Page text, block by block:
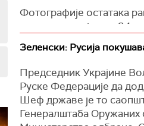
Фотографије остатака
усмртивши најмање 24
Фајненшел тајмс.
Владислав Власјук,
заФајненшел тајмсда су
Кијев и које су
Зеленски: Русија
Председник Украјине
Руске Федерације да
Шеф државе је то
Генералштаба Оружаних